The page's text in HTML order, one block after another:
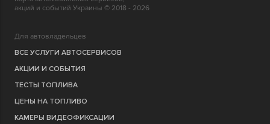
акций и событий Украины © 2018 - 2026
Для автовладельцев
ВСЕ УСЛУГИ АВТОСЕРВИСОВ
АКЦИИ И СОБЫТИЯ
ТЕСТЫ ТОПЛИВА
ЦЕНЫ НА ТОПЛИВО
КАМЕРЫ ВИДЕОФИКСАЦИИ